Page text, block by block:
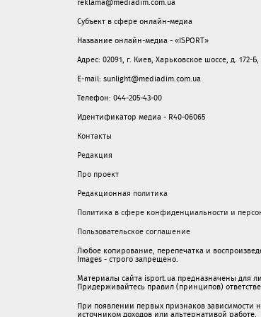
reklama@mediadim.com.ua
Субъект в сфере онлайн-медиа
Название онлайн-медиа - «ISPORT»
Адрес: 02091, г. Киев, Харьковское шоссе, д. 172-
E-mail: sunlight@mediadim.com.ua
Телефон: 044-205-43-00
Идентификатор медиа - R40-06065
Контакты
Редакция
Про проект
Редакционная политика
Политика в сфере конфиденциальности и
Пользовательское соглашение
Любое копирование, перепечатка и
Images - строго запрещено.
Материалы сайта isport.ua предназначены для
Придерживайтесь правил (принципов)
При появлении первых признаков зависимости
источником доходов или альтернативой работе.